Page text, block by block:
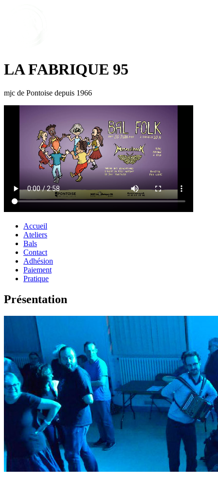
LA FABRIQUE 95
mjc de Pontoise depuis 1966
Accueil
Ateliers
Bals
Contact
Adhésion
Paiement
Pratique
Présentation